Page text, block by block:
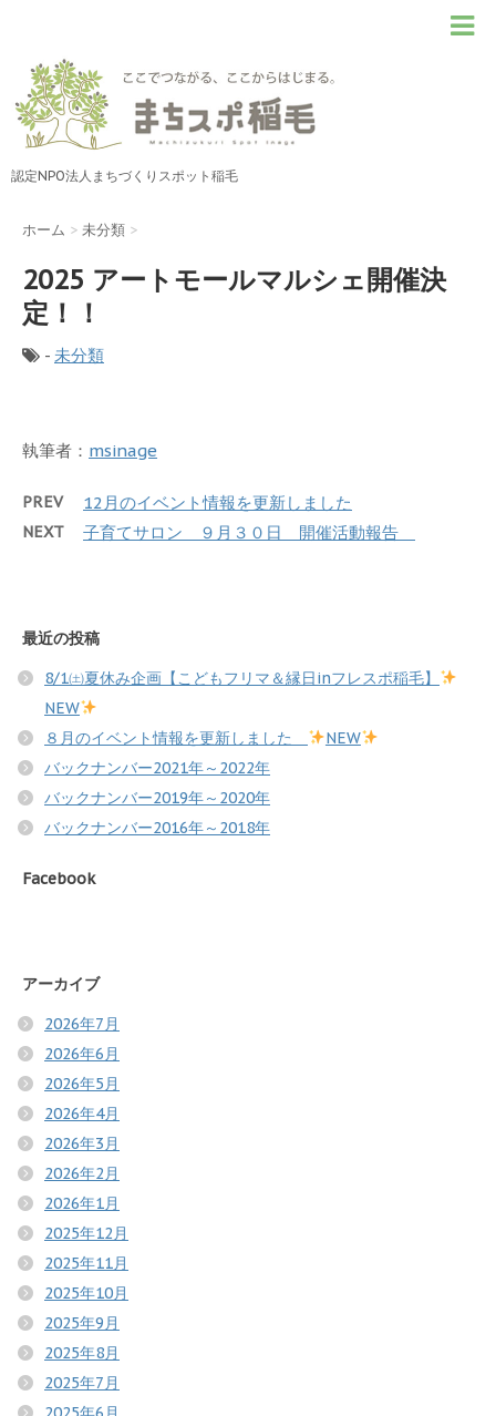
認定NPO法人まちづくりスポット稲毛
ホーム > 未分類 >
2025 アートモールマルシェ開催決
定！！
- 未分類
執筆者： msinage
PREV 12月のイベント情報を更新しました
NEXT 子育てサロン ９月３０日 開催活動報告
最近の投稿
8/1㈯夏休み企画【こどもフリマ＆縁日inフレスポ稲毛】
NEW
８月のイベント情報を更新しました
NEW
バックナンバー2021年～2022年
バックナンバー2019年～2020年
バックナンバー2016年～2018年
Facebook
アーカイブ
2026年7月
2026年6月
2026年5月
2026年4月
2026年3月
2026年2月
2026年1月
2025年12月
2025年11月
2025年10月
2025年9月
2025年8月
2025年7月